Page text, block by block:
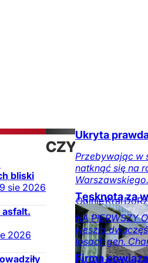
bliski
9 sie 2026
asfalt.
2026
CZYTAJ
TAKŻE
Ukryta
Przebywając w
natknąć się na
Warszawskiego.
OpinieKraj
na DoRzeczy.pl
Tęsknota za
NA PIERWSZY
weszła
losach gen.
Firma